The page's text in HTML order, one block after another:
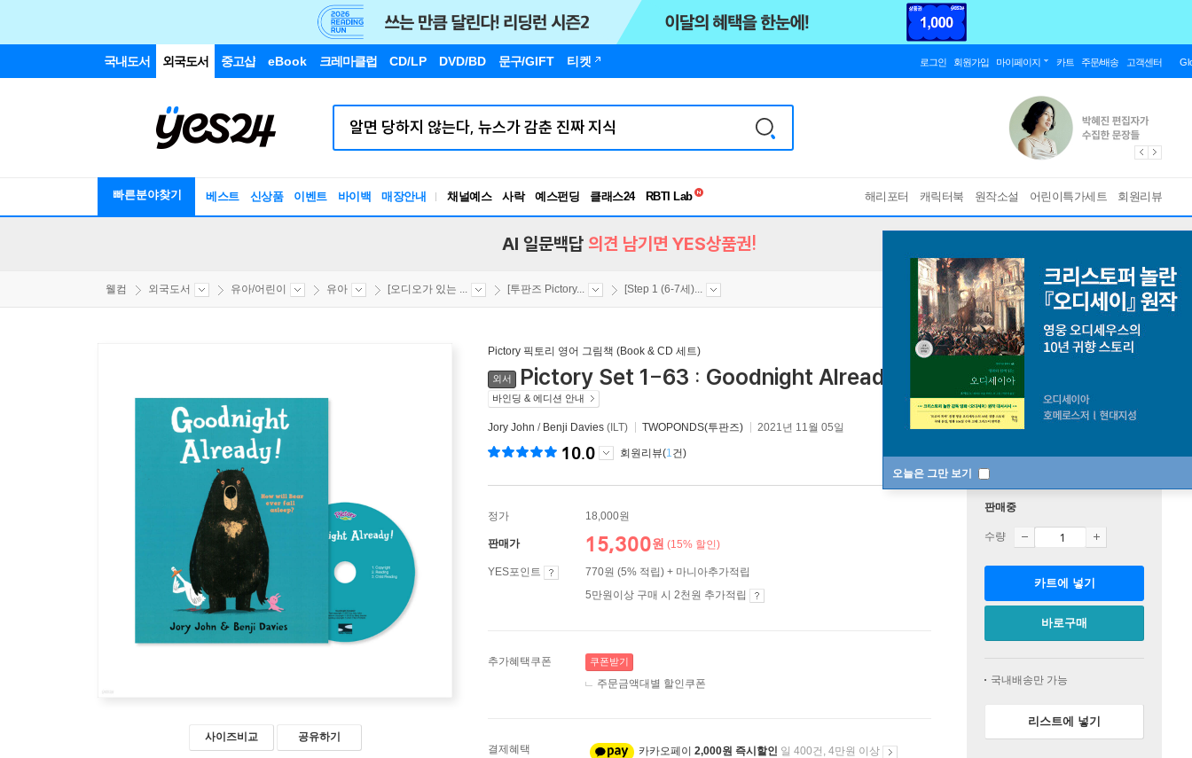
국내도서 외국도서 중고샵 eBook 크레마클럽 CD/LP DVD/BD 문구/GIFT 티켓 로그인 회원가입 마이페이지 카트 주문/배송 고객센터
빠른분야찾기 베스트 신상품 이벤트 바이백 매장안내 채널예스 사락 예스펀딩 클래스24
독서유형검사
RBTI Lab
해리포터 캐릭터북 원작소설 어린이특가세트 회원리뷰
오늘은 그만 보기
AI 일문백답 의견 남기면 YES상품권!
웰컴 외국도서 유아/어린이 유아 [오디오가 있는 ... [투판즈 Pictory... [Step 1 (6-7세)...
사이즈비교 공유하기
Pictory 픽토리 영어 그림책 (Book & CD 세트)
외서 Pictory Set 1-63 : Goodnight Already! (Book+CD)
바인딩 & 에디션 안내
Jory John / Benji Davies (ILT) TWOPONDS(투판즈) 2021년 11월 05일
10.0 회원리뷰(1건)
정가 18,000원
판매가 15,300원 (15% 할인)
YES포인트
770원 (5% 적립) + 마니아추가적립
5만원이상 구매 시 2천원 추가적립
추가혜택쿠폰 쿠폰받기
주문금액대별 할인쿠폰
결제혜택 카카오페이 2,000원 즉시할인 일 400건, 4만원 이상
판매중
수량
카트에 넣기
바로구매
국내배송만 가능
리스트에 넣기